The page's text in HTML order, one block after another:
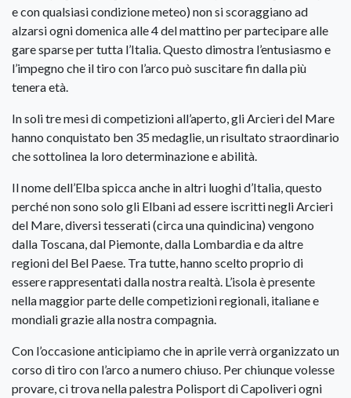
e con qualsiasi condizione meteo) non si scoraggiano ad
alzarsi ogni domenica alle 4 del mattino per partecipare alle
gare sparse per tutta l’Italia. Questo dimostra l’entusiasmo e
l’impegno che il tiro con l’arco può suscitare fin dalla più
tenera età.
In soli tre mesi di competizioni all’aperto, gli Arcieri del Mare
hanno conquistato ben 35 medaglie, un risultato straordinario
che sottolinea la loro determinazione e abilità.
Il nome dell’Elba spicca anche in altri luoghi d’Italia, questo
perché non sono solo gli Elbani ad essere iscritti negli Arcieri
del Mare, diversi tesserati (circa una quindicina) vengono
dalla Toscana, dal Piemonte, dalla Lombardia e da altre
regioni del Bel Paese. Tra tutte, hanno scelto proprio di
essere rappresentati dalla nostra realtà. L’isola è presente
nella maggior parte delle competizioni regionali, italiane e
mondiali grazie alla nostra compagnia.
Con l’occasione anticipiamo che in aprile verrà organizzato un
corso di tiro con l’arco a numero chiuso. Per chiunque volesse
provare, ci trova nella palestra Polisport di Capoliveri ogni